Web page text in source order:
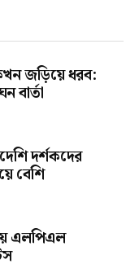
জড়িয়ে ধরব:
বার্তা
দর্শকদের
বেশি
এলপিএল